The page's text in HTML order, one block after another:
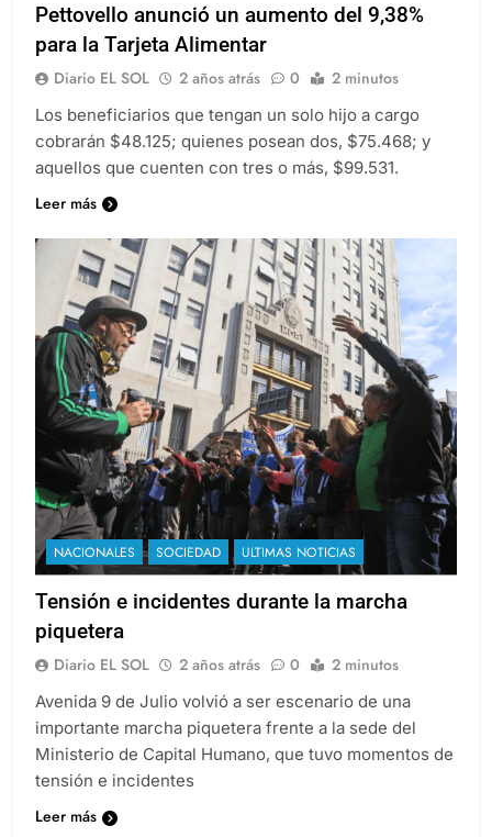
Pettovello anunció un aumento del 9,38%
para la Tarjeta Alimentar
Diario EL SOL 2 años atrás 0 2 minutos
Los beneficiarios que tengan un solo hijo a cargo
cobrarán $48.125; quienes posean dos, $75.468; y
aquellos que cuenten con tres o más, $99.531.
Leer más
NACIONALES SOCIEDAD ULTIMAS NOTICIAS
Tensión e incidentes durante la marcha
piquetera
Diario EL SOL 2 años atrás 0 2 minutos
Avenida 9 de Julio volvió a ser escenario de una
importante marcha piquetera frente a la sede del
Ministerio de Capital Humano, que tuvo momentos de
tensión e incidentes
Leer más